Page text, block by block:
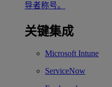
导者称号。
关键集成
Microsoft Intune
ServiceNow